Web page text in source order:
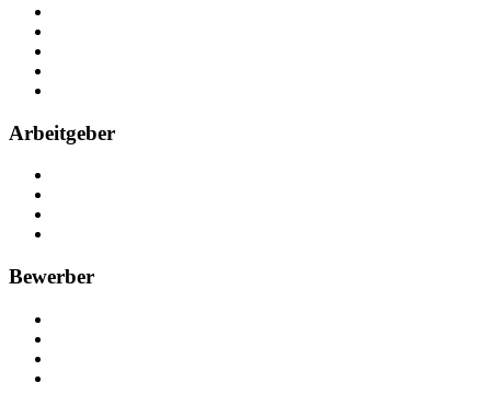
Arbeitgeber
Bewerber